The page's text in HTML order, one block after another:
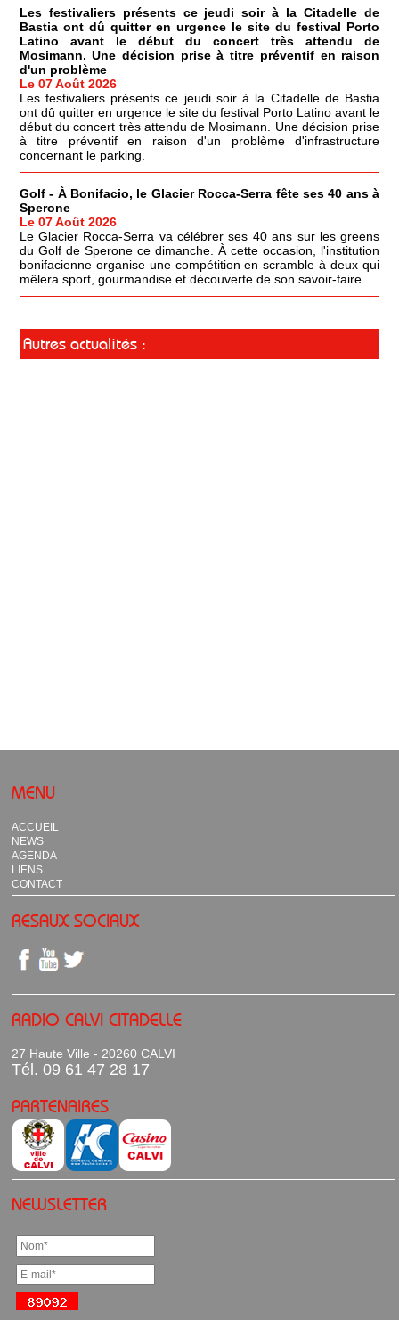
Les festivaliers présents ce jeudi soir à la Citadelle de
Bastia ont dû quitter en urgence le site du festival Porto
Latino avant le début du concert très attendu de
Mosimann. Une décision prise à titre préventif en raison
d'un problème
Le 07 Août 2026
Les festivaliers présents ce jeudi soir à la Citadelle de Bastia
ont dû quitter en urgence le site du festival Porto Latino avant le
début du concert très attendu de Mosimann. Une décision prise
à titre préventif en raison d'un problème d'infrastructure
concernant le parking.
Golf - À Bonifacio, le Glacier Rocca-Serra fête ses 40 ans à
Sperone
Le 07 Août 2026
Le Glacier Rocca-Serra va célébrer ses 40 ans sur les greens
du Golf de Sperone ce dimanche. À cette occasion, l'institution
bonifacienne organise une compétition en scramble à deux qui
mêlera sport, gourmandise et découverte de son savoir-faire.
Autres actualités :
MENU
ACCUEIL
NEWS
AGENDA
LIENS
CONTACT
RESAUX SOCIAUX
RADIO CALVI CITADELLE
27 Haute Ville - 20260 CALVI
Tél. 09 61 47 28 17
PARTENAIRES
NEWSLETTER